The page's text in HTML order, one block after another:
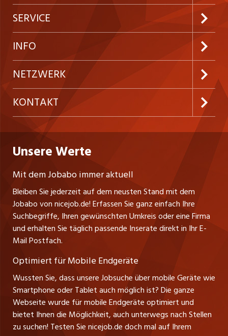
Jobabo abonnieren
Neue Stellen
Festanstellungen
Temporäre Jobs
Freelance Jobs
Praktika
Lehrstellen
Führungspositionen
Management / Kader-Jobs
SERVICE
Kundenlogin
Inserieren
Firmen
Personalvermittler
INFO
Preise und Leistungen
AGB
Datenschutzerklärung
Nutzungsbedingungen
Impressum
NETZWERK
ostjob.ch
westjob.at
jobzüri.ch
jobmittelland.ch
jobbern.ch
jobbasel.ch
zentraljob.ch
myjob.ch
schaffu.ch (VS)
ajourjob.ch
KONTAKT
Niederlassung
Fa. nicejob.de
PR Medien GmbH
Lindauer Straße 16
D-88239 Wangen
Tel. +49 07522 795034
Thomas Reiner
Ansprechpartner
Unsere Werte
Mit dem Jobabo immer aktuell
Bleiben Sie jederzeit auf dem neusten Stand mit dem
Jobabo von nicejob.de! Erfassen Sie ganz einfach Ihre
Suchbegriffe, Ihren gewünschten Umkreis oder eine Firma
und erhalten Sie täglich passende Inserate direkt in Ihr E-
Mail Postfach.
Optimiert für Mobile Endgeräte
Wussten Sie, dass unsere Jobsuche über mobile Geräte wie
Smartphone oder Tablet auch möglich ist? Die ganze
Webseite wurde für mobile Endgeräte optimiert und
bietet Ihnen die Möglichkeit, auch unterwegs nach Stellen
zu suchen! Testen Sie nicejob.de doch mal auf Ihrem